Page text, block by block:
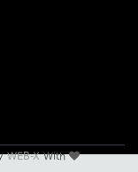
WEB-XWith